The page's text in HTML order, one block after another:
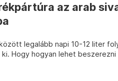
az arab
legalább napi 10-12 liter
Hogy hogyan lehet